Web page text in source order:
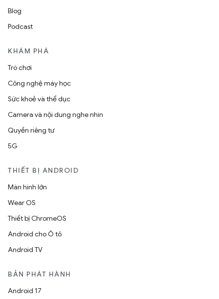
Blog
Podcast
KHÁM PHÁ
Trò chơi
Công nghệ máy học
Sức khoẻ và thể dục
Camera và nội dung nghe nhìn
Quyền riêng tư
5G
THIẾT BỊ ANDROID
Màn hình lớn
Wear OS
Thiết bị ChromeOS
Android cho Ô tô
Android TV
BẢN PHÁT HÀNH
Android 17